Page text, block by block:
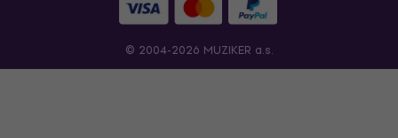
© 2004-2026 MUZIKER a.s.